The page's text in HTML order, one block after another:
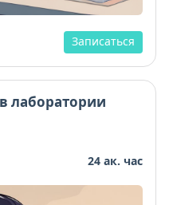
Записаться
лаборатории
24 ак. час